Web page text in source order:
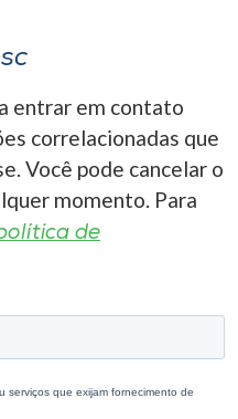
entrar em contato
correlacionadas que
Você pode cancelar o
momento. Para
de